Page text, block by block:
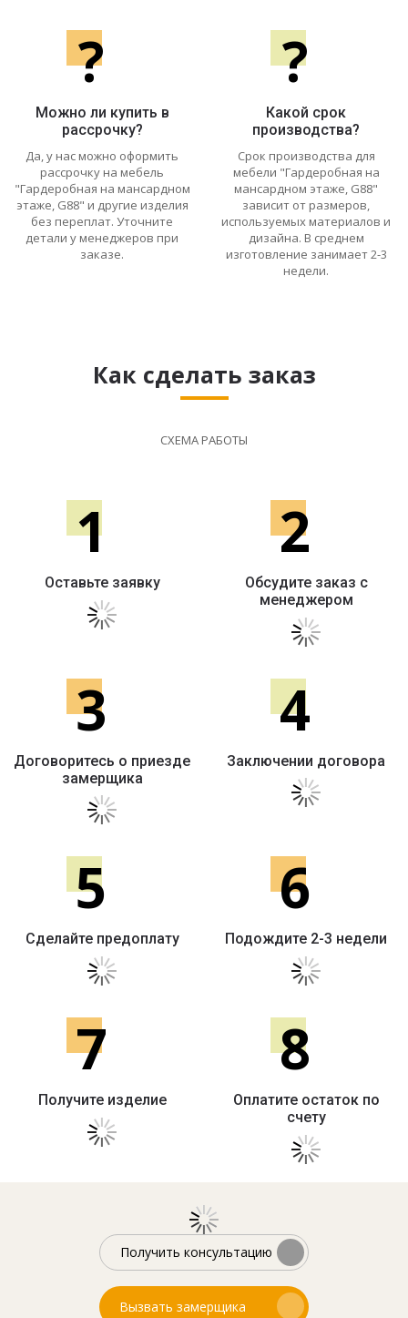
?
Можно ли купить в
рассрочку?
Да, у нас можно оформить
рассрочку на мебель
"Гардеробная на мансардном
этаже, G88" и другие изделия
без переплат. Уточните
детали у менеджеров при
заказе.
?
Какой срок
производства?
Срок производства для
мебели "Гардеробная на
мансардном этаже, G88"
зависит от размеров,
используемых материалов и
дизайна. В среднем
изготовление занимает 2-3
недели.
Как сделать заказ
СХЕМА РАБОТЫ
1
Оставьте заявку
2
Обсудите заказ с
менеджером
3
Договоритесь о приезде
замерщика
4
Заключении договора
5
Сделайте предоплату
6
Подождите 2-3 недели
7
Получите изделие
8
Оплатите остаток по
счету
Получить консультацию
Вызвать замерщика